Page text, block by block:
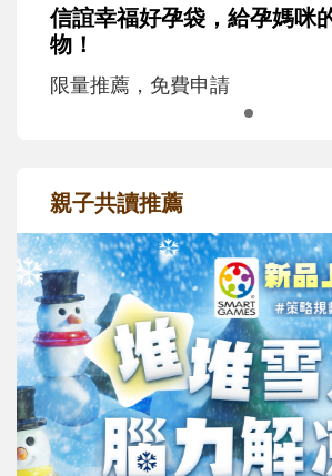
信誼幸福好孕袋，給孕媽咪
物！
限量推薦，免費申請
親子共讀推薦
最新活動